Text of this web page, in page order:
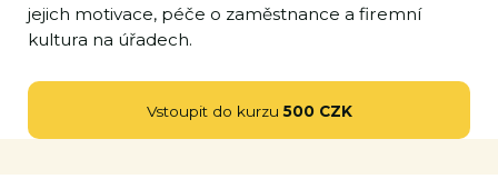
jejich motivace, péče o zaměstnance a firemní
kultura na úřadech.
Vstoupit do kurzu 500 CZK